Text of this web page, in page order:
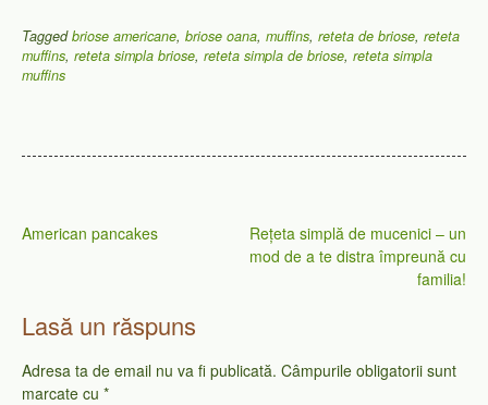
Taggedbriose americane, briose oana, muffins, reteta de briose, reteta
muffins, reteta simpla briose, reteta simpla de briose, reteta simpla
muffins
Navigare
American pancakes
Rețeta simplă de mucenici – un
mod de a te distra împreună cu
familia!
Lasă un răspuns
Adresa ta de email nu va fi publicată. Câmpurile obligatorii sunt
marcate cu *